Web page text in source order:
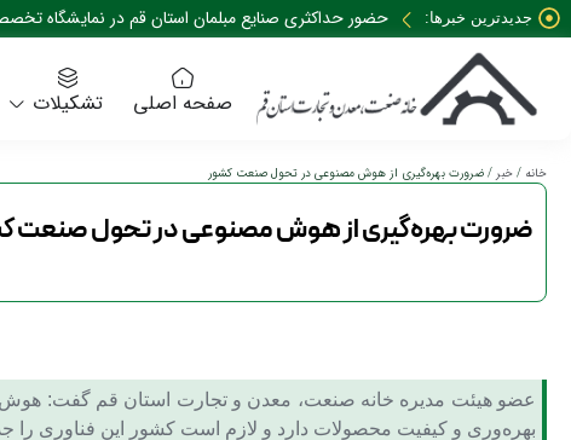
جدیدترین خبرها: حضور حداکثری صنایع مبلمان استان قم در نمایشگاه تخصصی 35 نمایشگاه صنعت مبلمان
صفحه اصلی تشکیلات
خانه / خبر / ضرورت بهره‌گیری از هوش مصنوعی در تحول صنعت کشور
ضرورت بهره‌گیری از هوش مصنوعی در تحول صنعت
عضو هیئت مدیره خانه صنعت، معدن و تجارت استان قم گفت: هوش
بهره‌وری و کیفیت محصولات دارد و لازم است کشور این فناوری